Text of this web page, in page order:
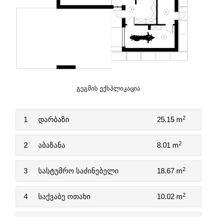
ᲒᲔᲒᲛᲘᲡ ᲔᲥᲡᲞᲚᲘᲙᲐᲪᲘᲐ
1 დარბაზი 25.15 m2
2 აბაზანა 8.01 m2
3 სასტუმრო საძინებელი 18.67 m2
4 საქვაბე ოთახი 10.02 m2